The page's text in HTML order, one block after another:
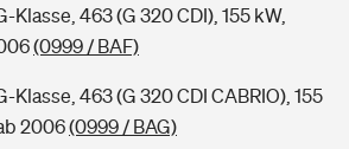
Klasse, 463 (G 320 CDI), 155 kW,
(0999 / BAF)
Klasse, 463 (G 320 CDI CABRIO), 155
2006(0999 / BAG)